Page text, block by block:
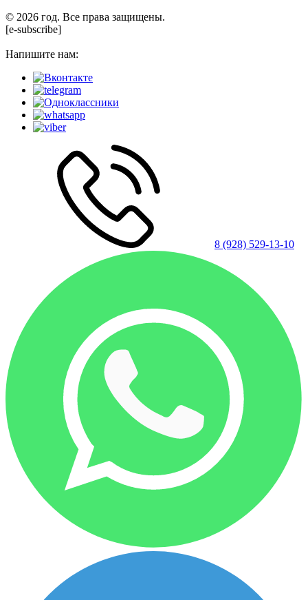
© 2026 год. Все права защищены.
[e-subscribe]
Напишите нам:
8 (928) 529-13-10